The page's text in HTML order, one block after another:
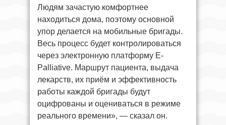
Людям зачастую комфортнее
находиться дома, поэтому основной
упор делается на мобильные бригады.
Весь процесс будет контролироваться
через электронную платформу E-
Palliative. Маршрут пациента, выдача
лекарств, их приём и эффективность
работы каждой бригады будут
оцифрованы и оцениваться в режиме
реального времени», — сказал он.